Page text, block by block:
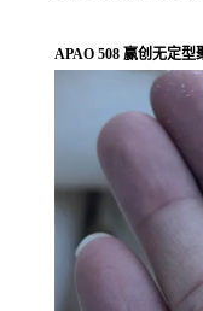
APAO 508 赢创无定